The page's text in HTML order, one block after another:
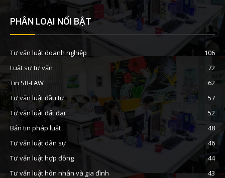
PHÂN LOẠI NỔI BẬT
Tư vấn luật doanh nghiệp
106
Luật sư tư vấn
72
Tin SB-LAW
62
Tư vấn luật đầu tư
57
Tư vấn luật đất đai
52
Bản tin pháp luật
48
Tư vấn luật dân sự
46
Tư vấn luật hợp đồng
44
Tư vấn luật hôn nhân và gia đình
43